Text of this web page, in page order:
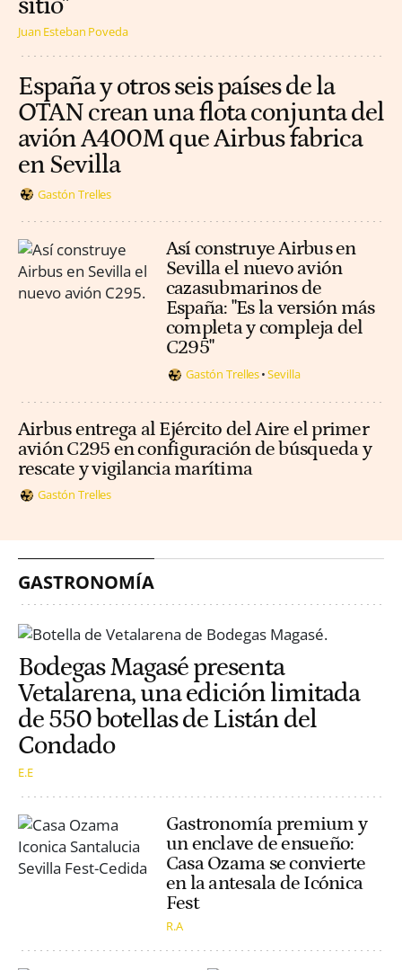
Juan Esteban Poveda
España y otros seis países de la
OTAN crean una flota conjunta del
avión A400M que Airbus fabrica
en Sevilla
Gastón Trelles
Así construye Airbus en
Sevilla el nuevo avión
cazasubmarinos de
España: "Es la versión más
completa y compleja del
C295"
Gastón Trelles Sevilla
Airbus entrega al Ejército del Aire el primer
avión C295 en configuración de búsqueda y
rescate y vigilancia marítima
Gastón Trelles
GASTRONOMÍA
Bodegas Magasé presenta
Vetalarena, una edición limitada
de 550 botellas de Listán del
Condado
E.E
Gastronomía premium y
un enclave de ensueño:
Casa Ozama se convierte
en la antesala de Icónica
Fest
R.A